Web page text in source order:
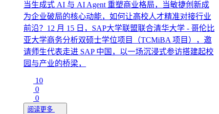
当生成式 AI 与 AI Agent 重塑商业格局，当敏捷创新成
为企业破局的核心动能，如何让高校人才精准对接行业
前沿？12 月 15 日，SAP大学联盟联合清华大学 - 哥伦比
亚大学商务分析双硕士学位项目（TCMiBA 项目），邀
请师生代表走进 SAP 中国，以一场沉浸式参访搭建起校
园与产业的桥梁，
10
0
0
阅读更多